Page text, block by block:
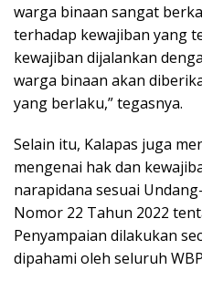
warga binaan sangat
terhadap kewajiban yang
kewajiban dijalankan
warga binaan akan
yang berlaku,” tegasnya.
Selain itu, Kalapas juga
mengenai hak dan
narapidana sesuai
Nomor 22 Tahun 2022
Penyampaian dilakukan
dipahami oleh seluruh